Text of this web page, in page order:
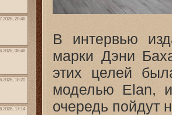
В интервью
марки Дэни
этих целей
моделью Elan,
очередь пойдут